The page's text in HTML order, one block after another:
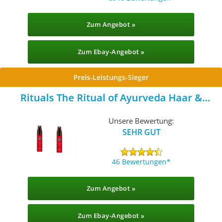
Zum Angebot »
Zum Ebay-Angebot »
Preis-Leistungs-Sieger
Rituals The Ritual of Ayurveda Haar &
Unsere Bewertung:
SEHR GUT
46 Bewertungen
Zum Angebot »
Zum Ebay-Angebot »